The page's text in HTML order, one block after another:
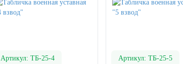
Артикул: ТБ-25-4 Артикул: ТБ-25-5